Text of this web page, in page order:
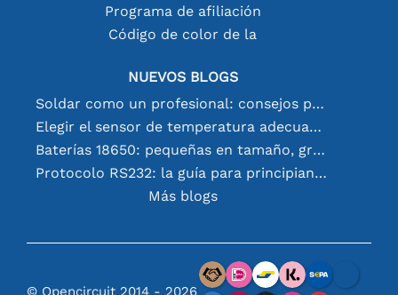
Programa de afiliación
Código de color de la
NUEVOS BLOGS
Soldar como un profesional: consejos para conexiones electrónicas perfectas
Elegir el sensor de temperatura adecuado [youtube]
Baterías 18650: pequeñas en tamaño, grandes en rendimiento
Protocolo RS232: la guía para principiantes
Más blogs
© Opencircuit 2014 - 2026